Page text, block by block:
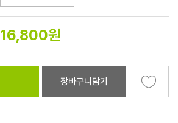
16,800원
장바구니담기